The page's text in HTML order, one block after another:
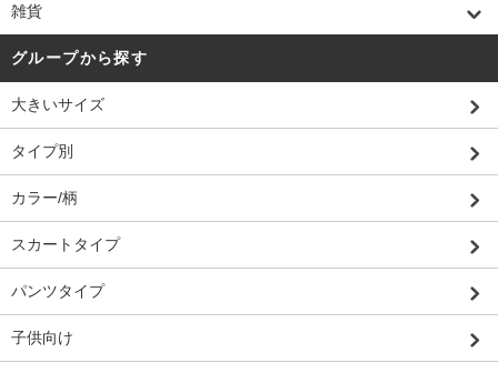
雑貨
グループから探す
大きいサイズ
タイプ別
カラー/柄
スカートタイプ
パンツタイプ
子供向け